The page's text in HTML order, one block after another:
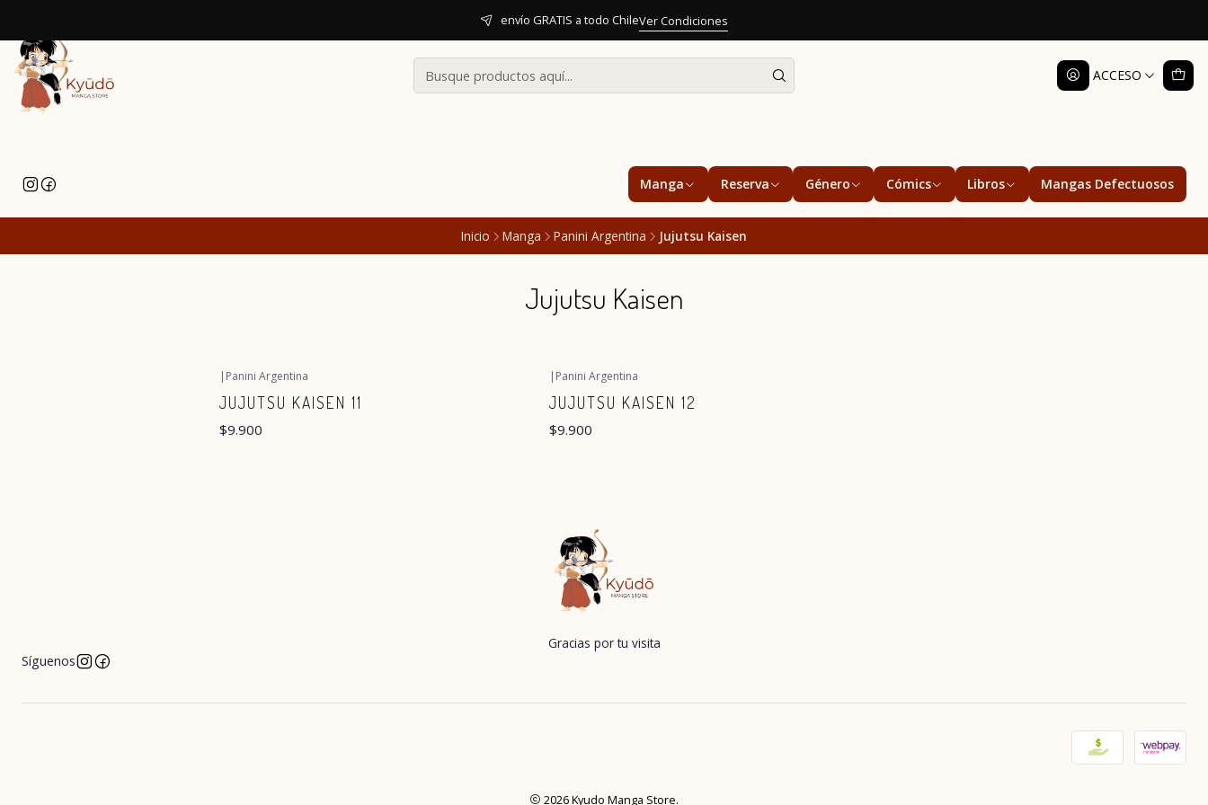
ACCESO
Manga Reserva Género Cómics Libros Mangas Defectuosos
envío GRATIS a todo ChileVer Condiciones
Inicio Manga Panini Argentina Jujutsu Kaisen
Jujutsu Kaisen
| Panini Argentina
JUJUTSU KAISEN 11
$9.900
| Panini Argentina
JUJUTSU KAISEN 12
$9.900
Gracias por tu visita
Síguenos
2026 Kyudo Manga Store.